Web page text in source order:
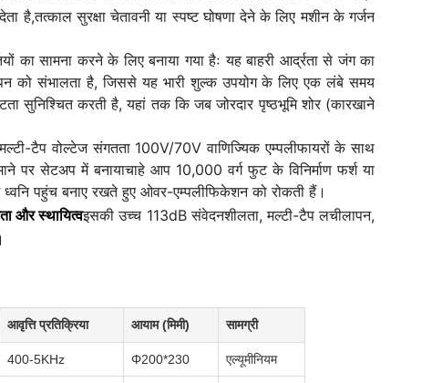
सुरक्षा चेतावनी या स्पष्ट घोषणा देने के लिए मशीन के गर्जन
सामना करने के लिए बनाया गया हैः यह बाहरी आर्द्रता से जंग का
को संभालता है, जिससे यह भारी शुल्क उपयोग के लिए एक लंबे समय
सुनिश्चित करती है, यहां तक कि जब जोरदार पृष्ठभूमि शोर (कारखाने
टैप वोल्टेज संगतता 100V/70V वाणिज्यिक एम्पलीफायरों के साथ
पर सेटअप में बनायाचाहे आप 10,000 वर्ग फुट के विनिर्माण फर्श या
पहुंच बनाए रखते हुए ओवर-एम्पलीफिकेशन को रोकती हैं।
और स्थायित्वइसकी उच्च 113dB संवेदनशीलता, मल्टी-टैप लचीलापन,
आवृत्ति प्रतिक्रिया आयाम (मिमी) सामग्री
400-5KHz Φ200*230 एल्यूमीनियम